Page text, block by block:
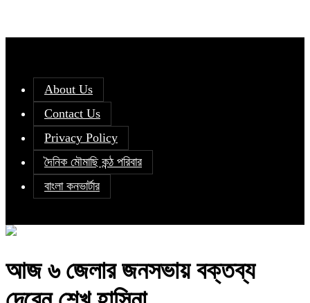
About Us
Contact Us
Privacy Policy
দৈনিক মৌমাছি কন্ঠ পরিবার
বাংলা কনভার্টার
আজ ৬ জেলার জনসভায় বক্তব্য